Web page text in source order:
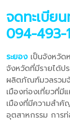
จดทะเบีย
094-493-
ระยองเป็นจังหวัด
จังหวัดที่มีรายได้ป
ผลิตภัณฑ์มวลรวม
เมืองท่องเที่ยวที่มี
เมืองที่มีความสำคั
อุตสาหกรรม การ